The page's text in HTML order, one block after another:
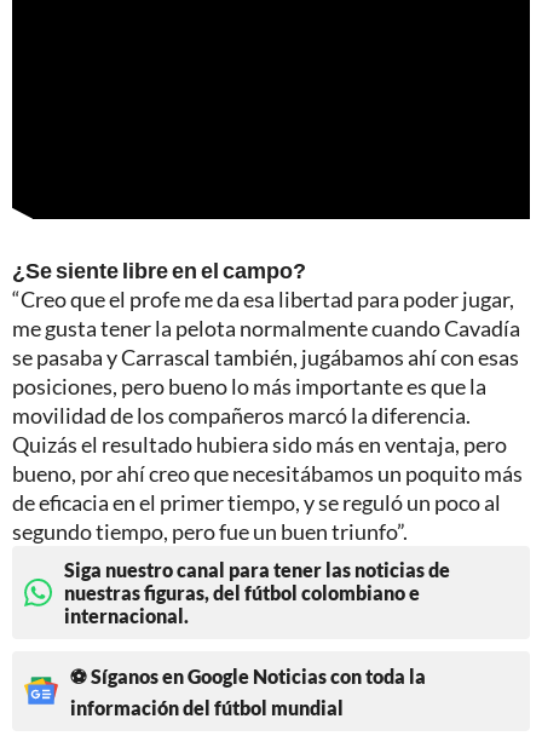
¿Se siente libre en el campo?
“Creo que el profe me da esa libertad para poder jugar,
me gusta tener la pelota normalmente cuando Cavadía
se pasaba y Carrascal también, jugábamos ahí con esas
posiciones, pero bueno lo más importante es que la
movilidad de los compañeros marcó la diferencia.
Quizás el resultado hubiera sido más en ventaja, pero
bueno, por ahí creo que necesitábamos un poquito más
de eficacia en el primer tiempo, y se reguló un poco al
segundo tiempo, pero fue un buen triunfo”.
Siga nuestro canal para tener las noticias de
nuestras figuras, del fútbol colombiano e
internacional.
⚽ Síganos en Google Noticias con toda la
información del fútbol mundial